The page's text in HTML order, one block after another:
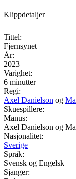
Klippdetaljer
Tittel:
Fjernsynet
År:
2023
Varighet:
6 minutter
Regi:
Axel Danielson og
Skuespillere:
Manus:
Axel Danielson og
Nasjonalitet:
Sverige
Språk:
Svensk og Engelsk
Sjanger: